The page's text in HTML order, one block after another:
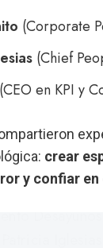
(Corporate
(Chief
(CEO en KPI y
crear
y confiar en